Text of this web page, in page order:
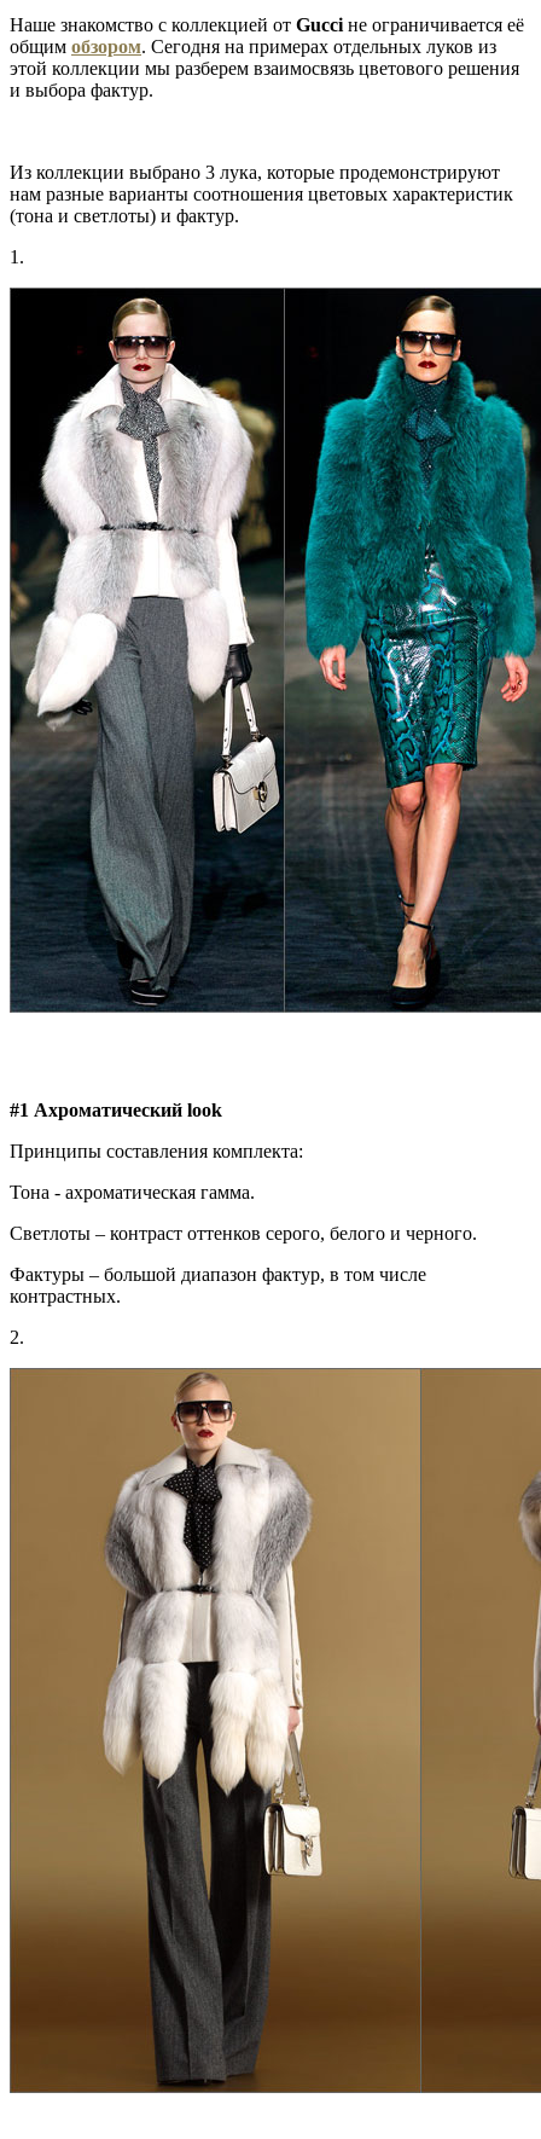
Наше знакомство с коллекцией от Gucci не ограничивается её
общим обзором. Сегодня на примерах отдельных луков из
этой коллекции мы разберем взаимосвязь цветового решения
и выбора фактур.
Из коллекции выбрано 3 лука, которые продемонстрируют
нам разные варианты соотношения цветовых характеристик
(тона и светлоты) и фактур.
1.
#1 Ахроматический look
Принципы составления комплекта:
Тона - ахроматическая гамма.
Светлоты – контраст оттенков серого, белого и черного.
Фактуры – большой диапазон фактур, в том числе
контрастных.
2.